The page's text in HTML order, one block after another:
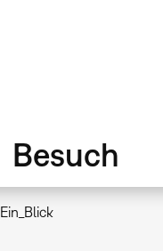
Besuch
Ein_Blick